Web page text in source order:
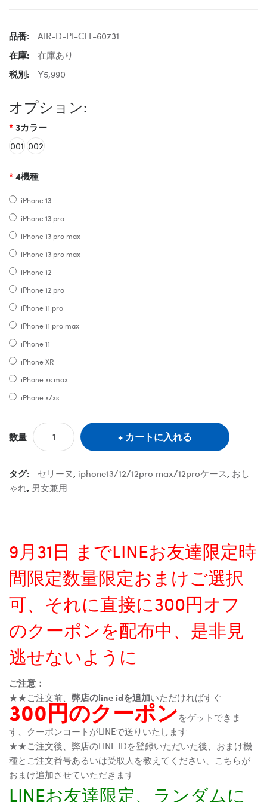
品番:
AIR-D-PI-CEL-60731
在庫:
在庫あり
税別:
¥5,990
オプション:
3カラー
001 002
4機種
iPhone 13
iPhone 13 pro
iPhone 13 pro max
iPhone 13 pro max
iPhone 12
iPhone 12 pro
iPhone 11 pro
iPhone 11 pro max
iPhone 11
iPhone XR
iPhone xs max
iPhone x/xs
数量 カートに入れる
タグ: セリーヌ, iphone13/12/12pro max/12proケース, おし
ゃれ, 男女兼用
9月31日 までLINEお友達限定時
間限定数量限定おまけご選択
可、それに直接に300円オフ
のクーポンを配布中、是非見
逃せないように
ご注意：
★★ご注文前、 弊店のline idを追加いただければすぐ
300円のクーポンをゲットできま
す、クーポンコートがLINEで送りいたします
★★ご注文後、弊店のLINE IDを登録いただいた後、おまけ機
種とご注文番号あるいは受取人を教えてください、こちらが
おまけ追加させていただきます
LINEお友達限定、ランダムに